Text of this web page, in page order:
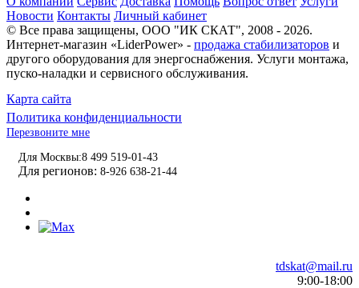
Новости Контакты Личный кабинет
© Все права защищены, ООО "ИК СКАТ", 2008 - 2026.
Интернет-магазин «LiderPower» - продажа стабилизаторов и
другого оборудования для энергоснабжения. Услуги монтажа,
пуско-наладки и сервисного обслуживания.
Карта сайта
Политика конфиденциальности
Перезвоните мне
Для Москвы:8 499 519-01-43
Для регионов: 8-926 638-21-44
tdskat@mail.ru
9:00-18:00